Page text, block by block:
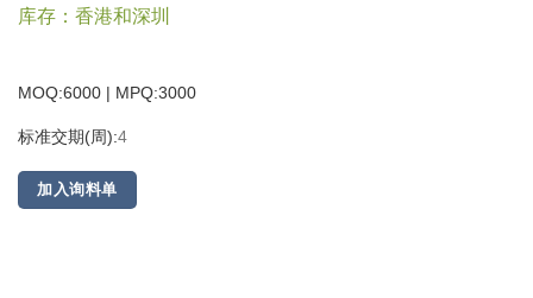
库存：香港和深圳
MOQ:6000 | MPQ:3000
标准交期(周):4
加入询料单